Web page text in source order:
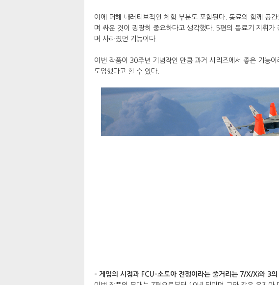
이에 더해 내러티브적인 체험 부분도 포함된다. 동료와 함께 공
며 싸운 것이 굉장히 중요하다고 생각했다. 5편의 동료기 지휘가
며 사라졌던 기능이다.
이번 작품이 30주년 기념작인 만큼 과거 시리즈에서 좋은 기능
도입했다고 할 수 있다.
- 게임의 시점과 FCU-소토아 전쟁이라는 줄거리는 7/X/Xi와 3의